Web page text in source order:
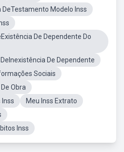
DeTestamento Modelo Inss
De Dependente Do
De Dependente
Sociais
Obra
Meu Inss Extrato
Inss